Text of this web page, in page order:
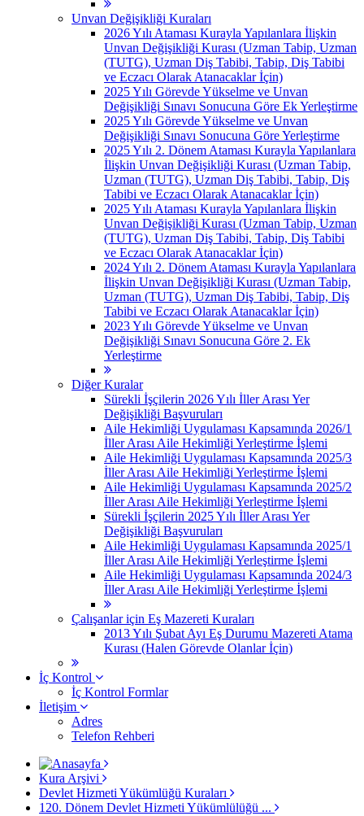
Unvan Değişikliği Kuraları
2026 Yılı Ataması Kurayla Yapılanlara İlişkin
Unvan Değişikliği Kurası (Uzman Tabip, Uzman
(TUTG), Uzman Diş Tabibi, Tabip, Diş Tabibi
ve Eczacı Olarak Atanacaklar İçin)
2025 Yılı Görevde Yükselme ve Unvan
Değişikliği Sınavı Sonucuna Göre Ek Yerleştirme
2025 Yılı Görevde Yükselme ve Unvan
Değişikliği Sınavı Sonucuna Göre Yerleştirme
2025 Yılı 2. Dönem Ataması Kurayla Yapılanlara
İlişkin Unvan Değişikliği Kurası (Uzman Tabip,
Uzman (TUTG), Uzman Diş Tabibi, Tabip, Diş
Tabibi ve Eczacı Olarak Atanacaklar İçin)
2025 Yılı Ataması Kurayla Yapılanlara İlişkin
Unvan Değişikliği Kurası (Uzman Tabip, Uzman
(TUTG), Uzman Diş Tabibi, Tabip, Diş Tabibi
ve Eczacı Olarak Atanacaklar İçin)
2024 Yılı 2. Dönem Ataması Kurayla Yapılanlara
İlişkin Unvan Değişikliği Kurası (Uzman Tabip,
Uzman (TUTG), Uzman Diş Tabibi, Tabip, Diş
Tabibi ve Eczacı Olarak Atanacaklar İçin)
2023 Yılı Görevde Yükselme ve Unvan
Değişikliği Sınavı Sonucuna Göre 2. Ek
Yerleştirme
Diğer Kuralar
Sürekli İşçilerin 2026 Yılı İller Arası Yer
Değişikliği Başvuruları
Aile Hekimliği Uygulaması Kapsamında 2026/1
İller Arası Aile Hekimliği Yerleştirme İşlemi
Aile Hekimliği Uygulaması Kapsamında 2025/3
İller Arası Aile Hekimliği Yerleştirme İşlemi
Aile Hekimliği Uygulaması Kapsamında 2025/2
İller Arası Aile Hekimliği Yerleştirme İşlemi
Sürekli İşçilerin 2025 Yılı İller Arası Yer
Değişikliği Başvuruları
Aile Hekimliği Uygulaması Kapsamında 2025/1
İller Arası Aile Hekimliği Yerleştirme İşlemi
Aile Hekimliği Uygulaması Kapsamında 2024/3
İller Arası Aile Hekimliği Yerleştirme İşlemi
Çalışanlar için Eş Mazereti Kuraları
2013 Yılı Şubat Ayı Eş Durumu Mazereti Atama
Kurası (Halen Görevde Olanlar İçin)
İç Kontrol
İç Kontrol Formlar
İletişim
Adres
Telefon Rehberi
Kura Arşivi
Devlet Hizmeti Yükümlüğü Kuraları
120. Dönem Devlet Hizmeti Yükümlülüğü ...